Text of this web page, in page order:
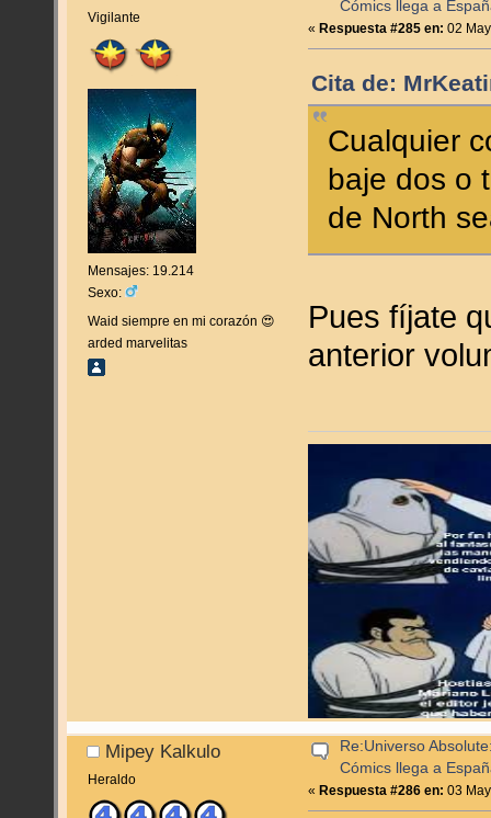
Vigilante
Mensajes: 19.214
Sexo:
Waid siempre en mi corazón 😍
arded marvelitas
Cómics llega a
«Respuesta #285 en: 02
Cita de:
Cualquier
baje dos o
de North
Pues fíjate
anterior
Mipey Kalkulo
Heraldo
Re:Universo
Cómics llega a
« Respuesta #286 en: 03